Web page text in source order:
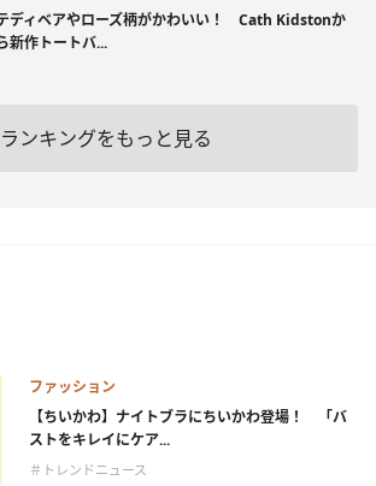
ディベアやローズ柄がかわいい！ Cath Kidstonか
新作トートバ...
ランキングをもっと見る
ファッション
【ちいかわ】ナイトブラにちいかわ登場！ 「バ
ストをキレイにケア...
＃トレンドニュース